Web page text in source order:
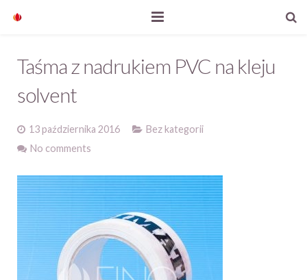
Aktualności
Kontakt
Taśma z nadrukiem PVC na kleju
solvent
13 października 2016
Bez kategorii
No comments